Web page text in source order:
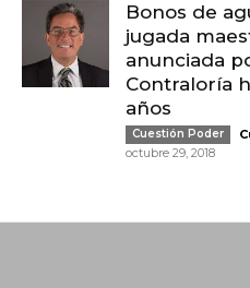
Bonos de
jugada
anunciada
Contraloría
años
Cuestión Poder
octubre 29, 2018